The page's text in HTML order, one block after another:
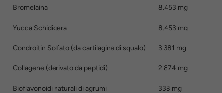
Bromelaina 8.453 mg
Yucca Schidigera 8.453 mg
Condroitin Solfato (da cartilagine di squalo) 3.381 mg
Collagene (derivato da peptidi) 2.874 mg
Bioflavonoidi naturali di agrumi 338 mg